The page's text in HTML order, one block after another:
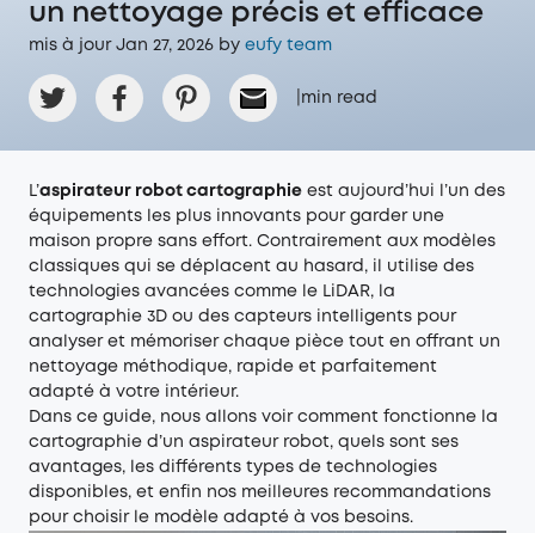
un nettoyage précis et efficace
mis à jour Jan 27, 2026 by eufy team
min read
L’aspirateur robot cartographie est aujourd’hui l’un des
équipements les plus innovants pour garder une
maison propre sans effort. Contrairement aux modèles
classiques qui se déplacent au hasard, il utilise des
technologies avancées comme le LiDAR, la
cartographie 3D ou des capteurs intelligents pour
analyser et mémoriser chaque pièce tout en offrant un
nettoyage méthodique, rapide et parfaitement
adapté à votre intérieur.
Dans ce guide, nous allons voir comment fonctionne la
cartographie d’un aspirateur robot, quels sont ses
avantages, les différents types de technologies
disponibles, et enfin nos meilleures recommandations
pour choisir le modèle adapté à vos besoins.